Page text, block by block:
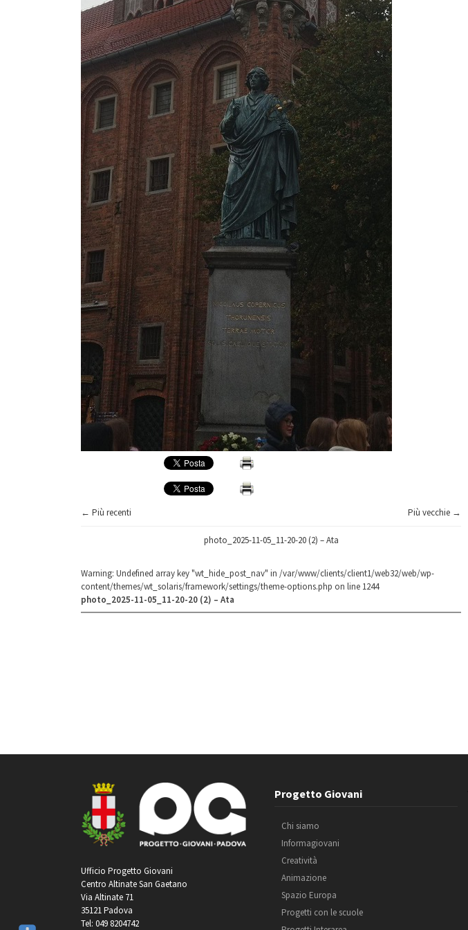
← Più recenti Più vecchie →
photo_2025-11-05_11-20-20 (2) – Ata
Warning: Undefined array key "wt_hide_post_nav" in /var/www/clients/client1/web32/web/wp-
content/themes/wt_solaris/framework/settings/theme-options.php on line 1244
photo_2025-11-05_11-20-20 (2) – Ata
Ufficio Progetto Giovani
Centro Altinate San Gaetano
Via Altinate 71
35121 Padova
Tel: 049 8204742
Progetto Giovani
Chi siamo
Informagiovani
Creatività
Animazione
Spazio Europa
Progetti con le scuole